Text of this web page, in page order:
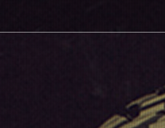
アサンティ